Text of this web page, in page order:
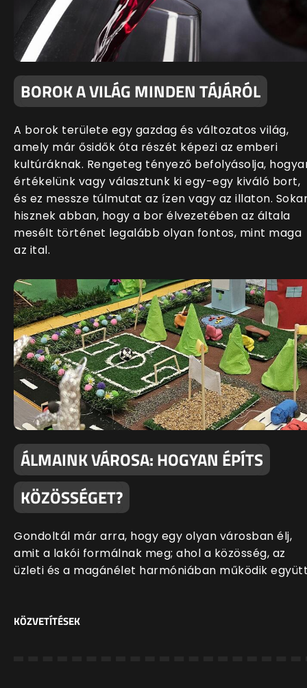
BOROK A VILÁG MINDEN TÁJÁRÓL
A borok területe egy gazdag és változatos világ,
amely már ősidők óta részét képezi az emberi
kultúráknak. Rengeteg tényező befolyásolja,
értékelünk vagy választunk ki egy-egy kiváló bort,
és ez messze túlmutat az ízen vagy az illaton.
hisznek abban, hogy a bor élvezetében az általa
mesélt történet legalább olyan fontos, mint maga
az ital.
ÁLMAINK VÁROSA: HOGYAN ÉPÍTS
KÖZÖSSÉGET?
Gondoltál már arra, hogy egy olyan városban élj,
amit a lakói formálnak meg; ahol a közösség, az
üzleti és a magánélet harmóniában működik
KÖZVETÍTÉSEK